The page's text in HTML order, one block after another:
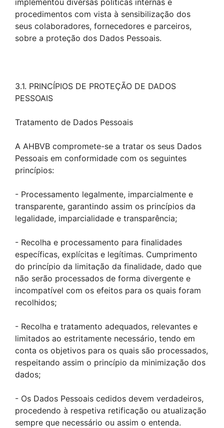
implementou diversas políticas internas e
procedimentos com vista à sensibilização dos
seus colaboradores, fornecedores e parceiros,
sobre a proteção dos Dados Pessoais.
3.1. PRINCÍPIOS DE PROTEÇÃO DE DADOS
PESSOAIS
Tratamento de Dados Pessoais
A AHBVB compromete-se a tratar os seus Dados
Pessoais em conformidade com os seguintes
princípios:
- Processamento legalmente, imparcialmente e
transparente, garantindo assim os princípios da
legalidade, imparcialidade e transparência;
- Recolha e processamento para finalidades
específicas, explícitas e legítimas. Cumprimento
do princípio da limitação da finalidade, dado que
não serão processados de forma divergente e
incompatível com os efeitos para os quais foram
recolhidos;
- Recolha e tratamento adequados, relevantes e
limitados ao estritamente necessário, tendo em
conta os objetivos para os quais são processados,
respeitando assim o princípio da minimização dos
dados;
- Os Dados Pessoais cedidos devem verdadeiros,
procedendo à respetiva retificação ou atualização
sempre que necessário ou assim o entenda.